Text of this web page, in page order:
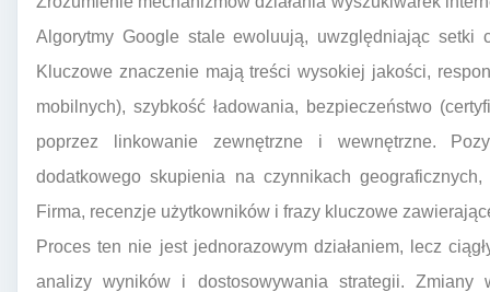
Algorytmy Google stale ewoluują, uwzględniając setki
Kluczowe znaczenie mają treści wysokiej jakości,
mobilnych), szybkość ładowania, bezpieczeństwo
poprzez linkowanie zewnętrzne i wewnętrzne.
dodatkowego skupienia na czynnikach
Firma, recenzje użytkowników i frazy kluczowe
Proces ten nie jest jednorazowym działaniem, lecz
analizy wyników i dostosowywania strategii. Zmiany